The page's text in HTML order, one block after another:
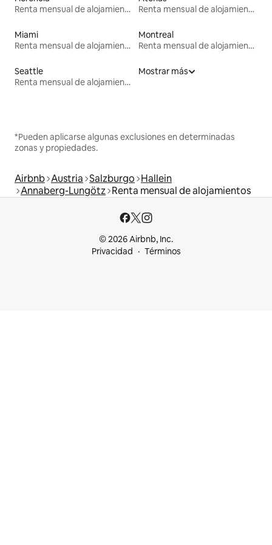
Renta mensual de alojamientos
Renta mensual de alojamientos
Miami
Renta mensual de alojamientos
Montreal
Renta mensual de alojamientos
Seattle
Renta mensual de alojamientos
Mostrar más
*Pueden aplicarse algunas exclusiones en determinadas
zonas y propiedades.
Airbnb Austria Salzburgo Hallein
Annaberg-Lungötz Renta mensual de alojamientos
© 2026 Airbnb, Inc.
Privacidad
Términos